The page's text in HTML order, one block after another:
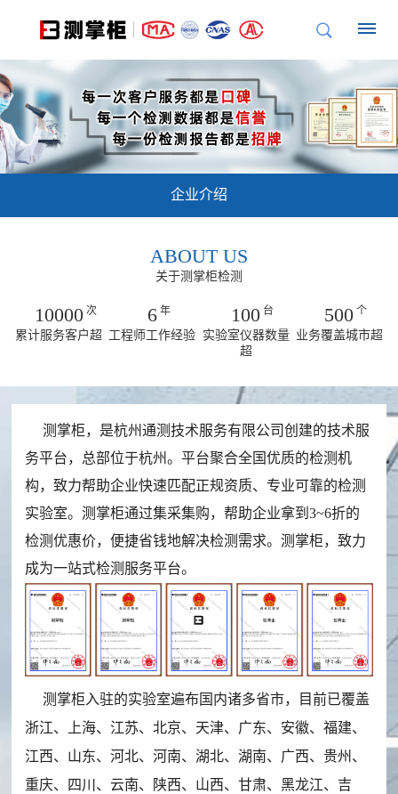
首
页
测
掌
的
机
构
质
检
测
诺
范
食
品
农
产
品
生
活
饮
用
水
饲
料
类
产
品
中
药
材
辅
料
测
程
程
载
联
系
我
们
招
企业介绍
ABOUT US
关于测掌柜检测
10000 次
累计服务客户超
6 年
工程师工作经验
100 台
实验室仪器数量
超
500 个
业务覆盖城市超
测掌柜，是杭州通测技术服务有限公司创建的技术服
务平台，总部位于杭州。平台聚合全国优质的检测机
构，致力帮助企业快速匹配正规资质、专业可靠的检测
实验室。测掌柜通过集采集购，帮助企业拿到3~6折的
检测优惠价，便捷省钱地解决检测需求。测掌柜，致力
成为一站式检测服务平台。
测掌柜入驻的实验室遍布国内诸多省市，目前已覆盖
浙江、上海、江苏、北京、天津、广东、安徽、福建、
江西、山东、河北、河南、湖北、湖南、广西、贵州、
重庆、四川、云南、陕西、山西、甘肃、黑龙江、吉